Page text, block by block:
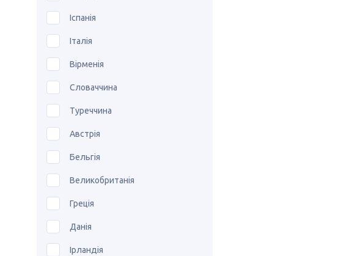
Іспанія
Італія
Вірменія
Словаччина
Туреччина
Австрія
Бельгія
Великобританія
Греція
Данія
Ірландія